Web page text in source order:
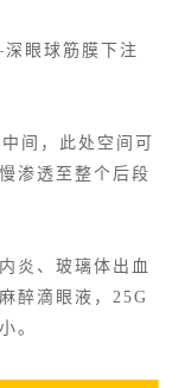
眼球筋膜下注
间，此处空间可
渗透至整个后段
炎、玻璃体出血
醉滴眼液，25G
。